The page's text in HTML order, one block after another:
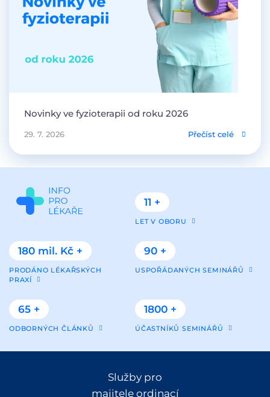
Novinky ve fyzioterapii od roku 2026
29. 7. 2026 Přečíst celé
11 +
LET V OBORU
180 mil. Kč +
PRODÁNO LÉKAŘSKÝCH
PRAXÍ
90 +
USPOŘÁDANÝCH SEMINÁŘŮ
65 +
ODBORNÝCH ČLÁNKŮ
1800 +
ÚČASTNÍKŮ SEMINÁŘŮ
Služby pro
majitele ordinací